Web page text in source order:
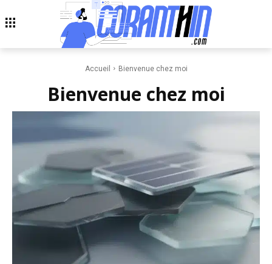
Accueil Bienvenue chez moi
Bienvenue chez moi